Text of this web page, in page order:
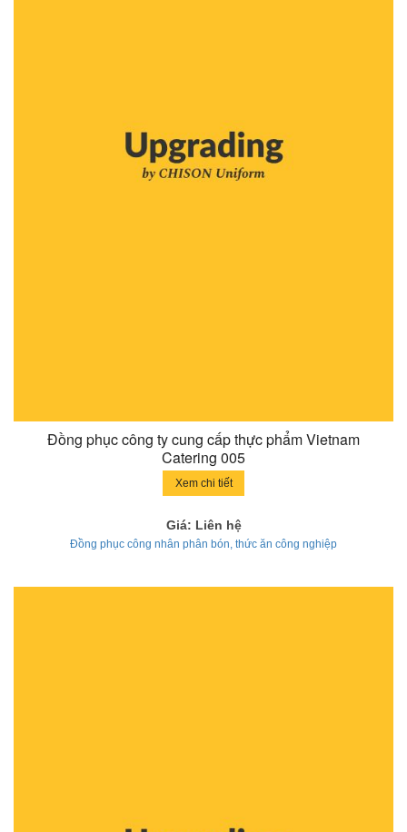
Đồng phục công ty cung cấp thực phẩm Vietnam
Catering 005
Xem chi tiết
Giá: Liên hệ
Đồng phục công nhân phân bón, thức ăn công nghiệp